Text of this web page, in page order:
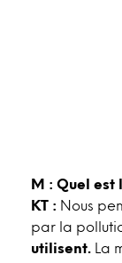
M : Quel est
KT : Nous
par la
utilisent.
La